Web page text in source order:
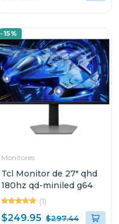
-15%
Monitores
Tcl Monitor de 27" qhd
180hz qd-miniled g64
(1)
$249.95 $297.44